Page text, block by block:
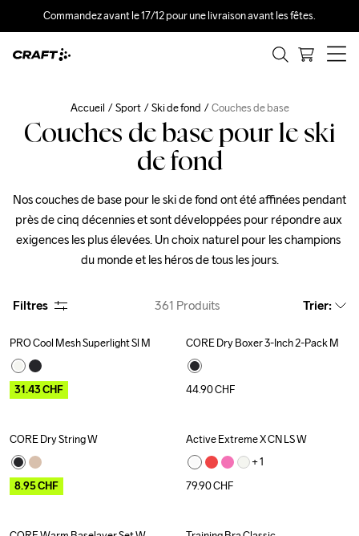
Commandez avant le 17/12 pour une livraison avant les fêtes.
Accueil Sport Ski de fond Couches de base
Couches de base pour le ski
de fond
Nos couches de base pour le ski de fond ont été affinées pendant
près de cinq décennies et sont développées pour répondre aux
exigences les plus élevées. Un choix naturel pour les champions
du monde et les héros de tous les jours.
Filtres 361 Produits Trier:
Outlet
PRO Cool Mesh Superlight Sl M
31.43CHF
Recycled
CORE Dry Boxer 3-Inch 2-Pack M
44.90CHF
Outlet
CORE Dry String W
8.95CHF
Active Extreme X CN LS W
+ 1
79.90CHF